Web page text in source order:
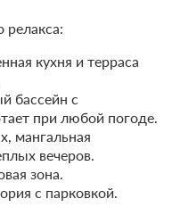
релакса:
кухня и терраса
бассейн с
при любой погоде.
мангальная
вечеров.
зона.
с парковкой.